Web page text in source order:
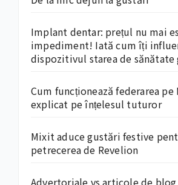
Implant dentar: prețul nu mai
impediment! Iată cum îți
dispozitivul starea de sănătate
Cum funcționează federarea pe
explicat pe înțelesul tuturor
Mixit aduce gustări festive
petrecerea de Revelion
Advertoriale vs articole de blog